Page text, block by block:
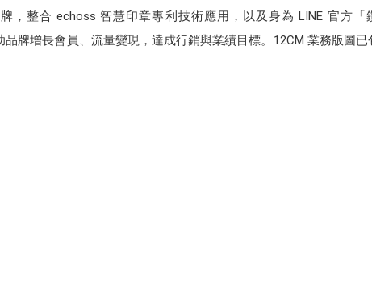
，整合 echoss 智慧印章專利技術應用，以及身為 LINE 官方「
牌增長會員、流量變現，達成行銷與業績目標。12CM 業務版圖已